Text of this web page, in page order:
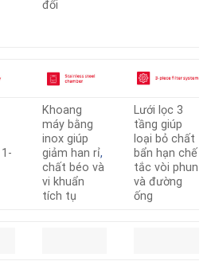
đổi
Khoang
máy bằng
inox giúp
giảm han rỉ,
chất béo và
vi khuẩn
tích tụ
Lưới lọc 3
tầng giúp
loại bỏ chất
bẩn hạn chế
tắc vòi phun
và đường
ống